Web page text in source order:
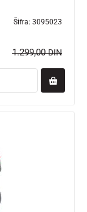
Šifra: 3095023
1.299,00DIN